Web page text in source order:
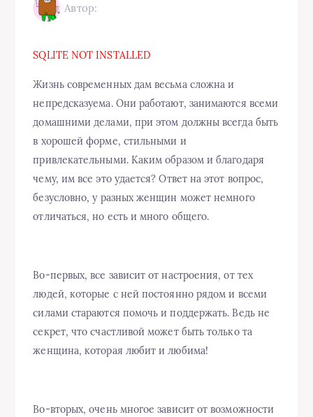
Автор:
SQLITE NOT INSTALLED
Жизнь современных дам весьма сложна и
непредсказуема. Они работают, занимаются всеми
домашними делами, при этом должны всегда быть
в хорошей форме, стильными и
привлекательными. Каким образом и благодаря
чему, им все это удается? Ответ на этот вопрос,
безусловно, у разных женщин может немного
отличаться, но есть и много общего.
Во-первых, все зависит от настроения, от тех
людей, которые с ней постоянно рядом и всеми
силами стараются помочь и поддержать. Ведь не
секрет, что счастливой может быть только та
женщина, которая любит и любима!
Во-вторых, очень многое зависит от возможности